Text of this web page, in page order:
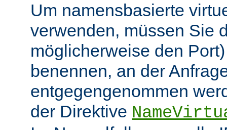
Um namensbasierte
verwenden, müssen Sie
möglicherweise den
benennen, an der
entgegengenommen
der Direktive